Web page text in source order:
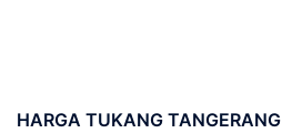
HARGA TUKANG TANGERANG